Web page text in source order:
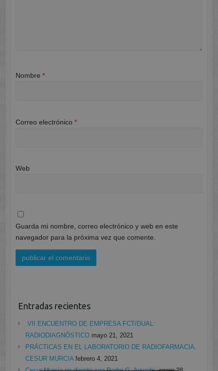
Nombre *
Correo electrónico *
Web
Guarda mi nombre, correo electrónico y web en este
navegador para la próxima vez que comente.
Entradas recientes
VII ENCUENTRO DE EMPRESA FCT/DUAL:
RADIODIAGNÓSTICO mayo 21, 2021
PRÁCTICAS EN EL LABORATORIO DE RADIOFARMACIA.
CESUR MURCIA febrero 4, 2021